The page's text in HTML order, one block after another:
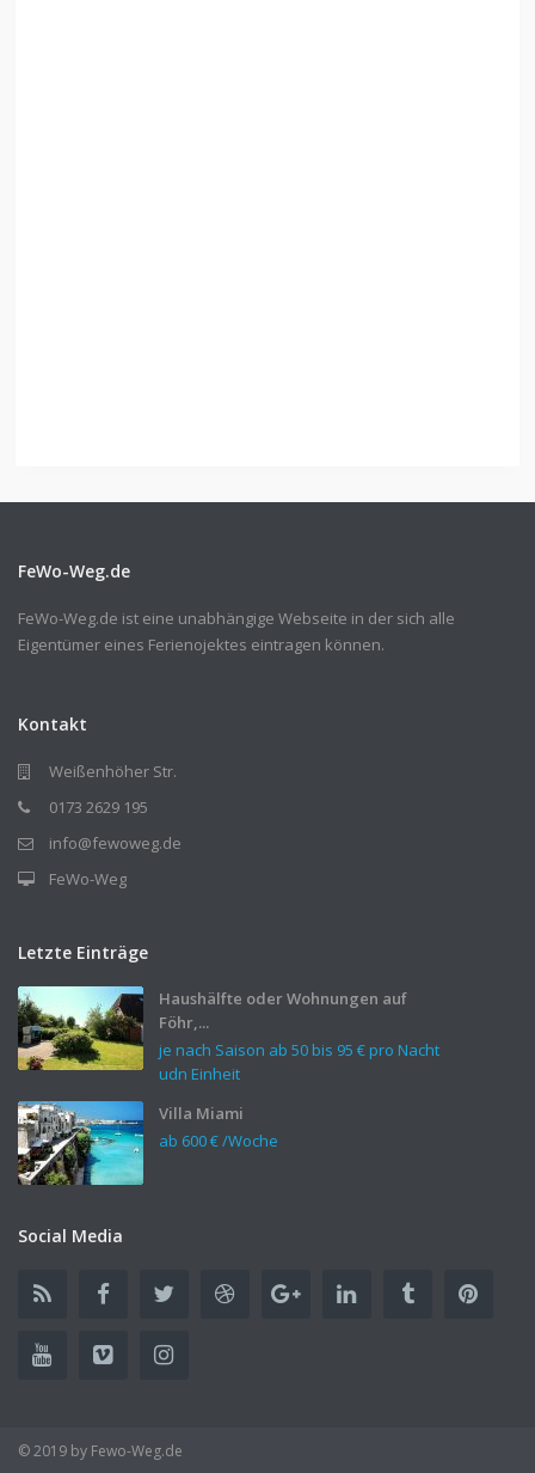
FeWo-Weg.de
FeWo-Weg.de ist eine unabhängige Webseite in der sich alle
Eigentümer eines Ferienojektes eintragen können.
Kontakt
Weißenhöher Str.
0173 2629 195
info@fewoweg.de
FeWo-Weg
Letzte Einträge
Haushälfte oder Wohnungen auf
Föhr,...
je nach Saison ab 50 bis 95 € pro Nacht
udn Einheit
Villa Miami
ab 600 €/Woche
Social Media
© 2019 by Fewo-Weg.de